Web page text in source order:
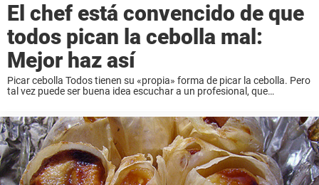
El chef está convencido de que
todos pican la cebolla mal:
Mejor haz así
Picar cebolla Todos tienen su «propia» forma de picar la cebolla. Pero
tal vez puede ser buena idea escuchar a un profesional, que